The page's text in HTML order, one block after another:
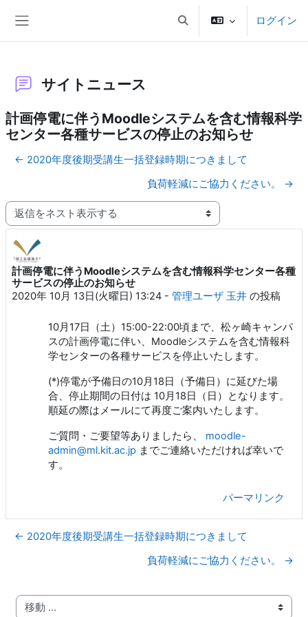
検索入力に切り替えるログイン
サイトニュース
計画停電に伴うMoodleシステムを含む情報科学
センター各種サービスの停止のお知らせ
← 2020年度後期受講生一括登録時期につきまして
負荷軽減にご協力ください。 →
表示モード
計画停電に伴うMoodleシステムを含む情報科学センター各種
サービスの停止のお知らせ
2020年 10月 13日(火曜日) 13:24 - 管理ユーザ 玉井 の投稿
返信数: 0
10月17日（土）15:00-22:00頃まで、松ヶ崎キャンパ
スの計画停電に伴い、Moodleシステムを含む情報科
学センターの各種サービスを停止いたします。
(*)停電が予備日の10月18日（予備日）に延びた場
合、停止期間の日付は 10月18日（日）となります。
順延の際はメールにて再度ご案内いたします。
ご質問・ご要望等ありましたら、 moodle-
admin@ml.kit.ac.jp までご連絡いただければ幸いで
す。
パーマリンク
← 2020年度後期受講生一括登録時期につきまして
負荷軽減にご協力ください。 →
移動 ...